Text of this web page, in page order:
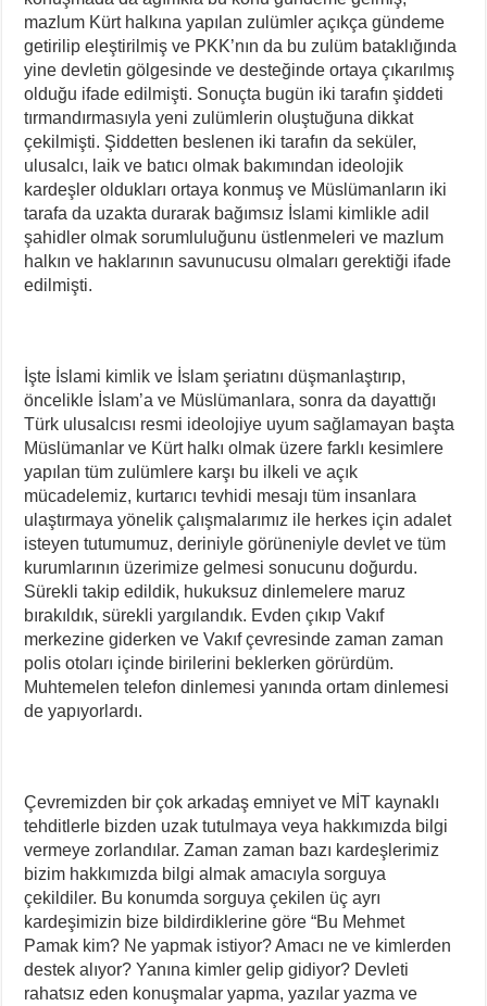
mazlum Kürt halkına yapılan zulümler açıkça gündeme
getirilip eleştirilmiş ve PKK’nın da bu zulüm bataklığında
yine devletin gölgesinde ve desteğinde ortaya çıkarılmış
olduğu ifade edilmişti. Sonuçta bugün iki tarafın şiddeti
tırmandırmasıyla yeni zulümlerin oluştuğuna dikkat
çekilmişti. Şiddetten beslenen iki tarafın da seküler,
ulusalcı, laik ve batıcı olmak bakımından ideolojik
kardeşler oldukları ortaya konmuş ve Müslümanların iki
tarafa da uzakta durarak bağımsız İslami kimlikle adil
şahidler olmak sorumluluğunu üstlenmeleri ve mazlum
halkın ve haklarının savunucusu olmaları gerektiği ifade
edilmişti.
İşte İslami kimlik ve İslam şeriatını düşmanlaştırıp,
öncelikle İslam’a ve Müslümanlara, sonra da dayattığı
Türk ulusalcısı resmi ideolojiye uyum sağlamayan başta
Müslümanlar ve Kürt halkı olmak üzere farklı kesimlere
yapılan tüm zulümlere karşı bu ilkeli ve açık
mücadelemiz, kurtarıcı tevhidi mesajı tüm insanlara
ulaştırmaya yönelik çalışmalarımız ile herkes için adalet
isteyen tutumumuz, deriniyle görüneniyle devlet ve tüm
kurumlarının üzerimize gelmesi sonucunu doğurdu.
Sürekli takip edildik, hukuksuz dinlemelere maruz
bırakıldık, sürekli yargılandık. Evden çıkıp Vakıf
merkezine giderken ve Vakıf çevresinde zaman zaman
polis otoları içinde birilerini beklerken görürdüm.
Muhtemelen telefon dinlemesi yanında ortam dinlemesi
de yapıyorlardı.
Çevremizden bir çok arkadaş emniyet ve MİT kaynaklı
tehditlerle bizden uzak tutulmaya veya hakkımızda bilgi
vermeye zorlandılar. Zaman zaman bazı kardeşlerimiz
bizim hakkımızda bilgi almak amacıyla sorguya
çekildiler. Bu konumda sorguya çekilen üç ayrı
kardeşimizin bize bildirdiklerine göre “Bu Mehmet
Pamak kim? Ne yapmak istiyor? Amacı ne ve kimlerden
destek alıyor? Yanına kimler gelip gidiyor? Devleti
rahatsız eden konuşmalar yapma, yazılar yazma ve